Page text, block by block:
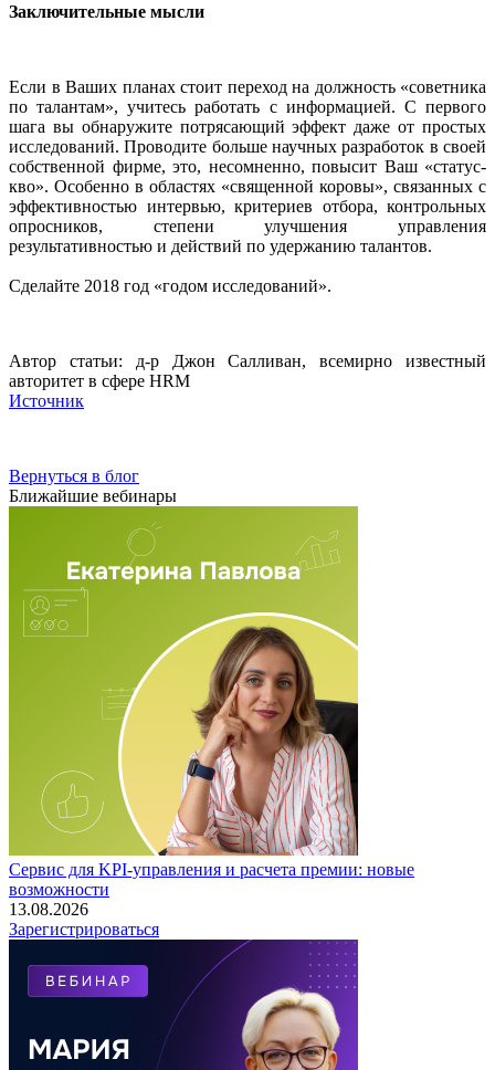
Заключительные мысли
Если в Ваших планах стоит переход на должность «советника
по талантам», учитесь работать с информацией. С первого
шага вы обнаружите потрясающий эффект даже от простых
исследований. Проводите больше научных разработок в своей
собственной фирме, это, несомненно, повысит Ваш «статус-
кво». Особенно в областях «священной коровы», связанных с
эффективностью интервью, критериев отбора, контрольных
опросников, степени улучшения управления
результативностью и действий по удержанию талантов.
Сделайте 2018 год «годом исследований».
Автор статьи: д-р Джон Салливан, всемирно известный
авторитет в сфере HRM
Источник
Вернуться в блог
Ближайшие вебинары
Сервис для KPI-управления и расчета премии: новые
возможности
13.08.2026
Зарегистрироваться